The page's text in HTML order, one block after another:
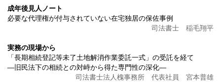
成年後見人ノート
必要な代理権が付与されていない在宅独居の保佐事例
司法書士 稲毛翔平
実務の現場から
「長期相続登記等未了土地解消作業委託一式」の受託を経て
―旧民法下の相続との対峙から得た専門性の深化―
司法書士法人槐事務所 代表社員 宮本普雄